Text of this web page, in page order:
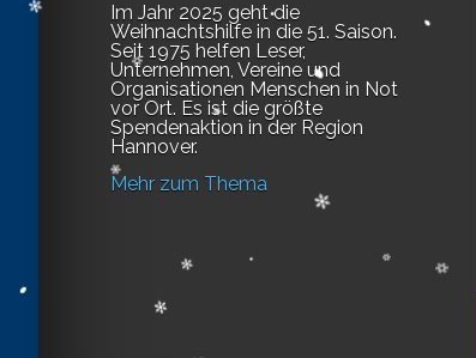
Im Jahr 2025 geht die
Weihnachtshilfe in die 51. Saison.
Seit 1975 helfen Leser,
Unternehmen, Vereine und
Organisationen Menschen in Not
vor Ort. Es ist die größte
Spendenaktion in der Region
Hannover.
Mehr zum Thema